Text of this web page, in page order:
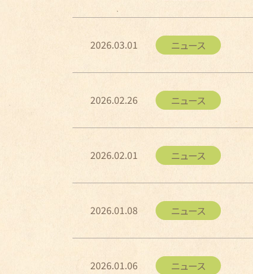
2026.03.01 ニュース
2026.02.26 ニュース
2026.02.01 ニュース
2026.01.08 ニュース
2026.01.06 ニュース